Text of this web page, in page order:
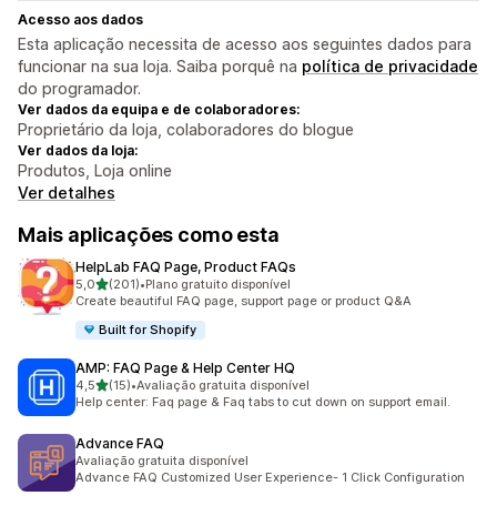
Acesso aos dados
Esta aplicação necessita de acesso aos seguintes dados para
funcionar na sua loja. Saiba porquê na política de privacidade
do programador.
Ver dados da equipa e de colaboradores:
Proprietário da loja, colaboradores do blogue
Ver dados da loja:
Produtos, Loja online
Ver detalhes
Mais aplicações como esta
HelpLab FAQ Page, Product FAQs
5,0de 5 estrelas
(201)
201 total de avaliações
•Plano gratuito disponível
Create beautiful FAQ page, support page or product Q&A
Built for Shopify
AMP: FAQ Page & Help Center HQ
4,5de 5 estrelas
(15)
15 total de avaliações
•Avaliação gratuita disponível
Help center: Faq page & Faq tabs to cut down on support email.
Advance FAQ
Avaliação gratuita disponível
Advance FAQ Customized User Experience- 1 Click Configuration